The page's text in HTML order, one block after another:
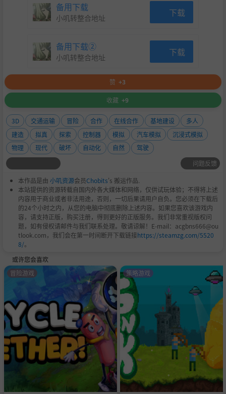
备用下载
小叽转整合地址 下载
备用下载②
小叽转整合地址 下载
赞 +3
收藏 +9
3D 交通运输 冒险 合作 在线合作 基地建设
多人
建造
拟真 探索 控制器 模拟 汽车模拟
沉浸式模拟
物理
现代 破坏 自动化 自然
驾驶
问题反馈
本作品是由 小叽资源会员Chobits's 搬运作品.
本站提供的资源转载自国内外各大媒体和网络，仅供试玩体验；不得将上述
内容用于商业或者非法用途，否则，一切后果请用户自负。您必须在下载后
的24个小时之内，从您的电脑中彻底删除上述内容。如果您喜欢该游戏内
容，请支持正版，购买注册，得到更好的正版服务。我们非常重视版权问
题，如有侵权请邮件与我们联系处理。敬请谅解！E-mail：acgbns666@ou
tlook.com，我们会在第一时间断开下载链接https://steamzg.com/5520
8/。
或许您会喜欢
冒险游戏 策略游戏